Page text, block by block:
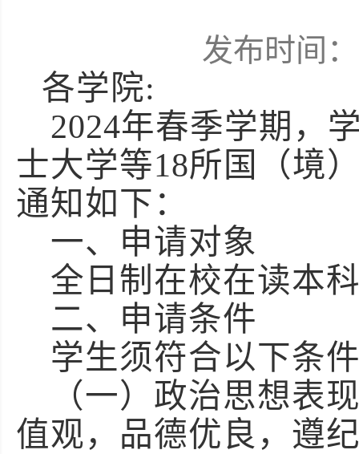
发布时间
各学院:
2024年春季学期，
士大学等18所国（境
通知如下：
一、 申请对象
全日制在校在读本
二、 申请条件
学生须符合以下条
（一）政治思想表
值观，品德优良，遵